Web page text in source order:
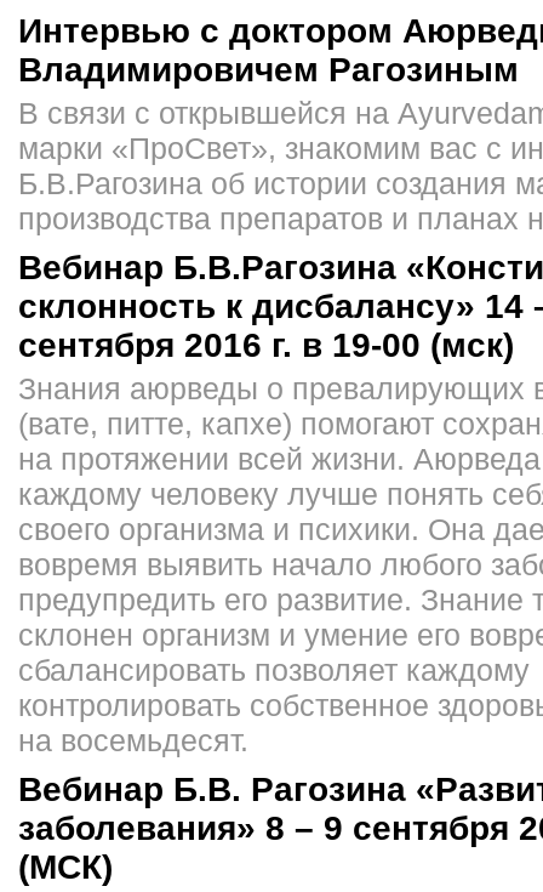
Интервью с доктором
Владимировичем Рагозиным
В связи с открывшейся на
марки «ПроСвет», знакомим вас с
Б.В.Рагозина об истории создания
производства препаратов и планах
Вебинар Б.В.Рагозина
склонность к дисбалансу» 14
сентября 2016 г. в 19-00 (мск)
Знания аюрведы о превалирующих
(вате, питте, капхе) помогают
на протяжении всей жизни. Аюрведа
каждому человеку лучше понять
своего организма и психики. Она
вовремя выявить начало любого
предупредить его развитие. Знание
склонен организм и умение его
сбалансировать позволяет каждому
контролировать собственное
на восемьдесят.
Вебинар Б.В. Рагозина
заболевания» 8 – 9 сентября
(МСК)